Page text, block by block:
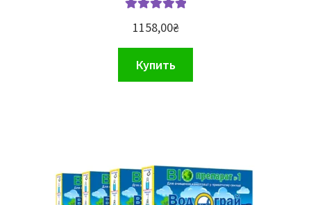
из 5
1158,00₴
Купить